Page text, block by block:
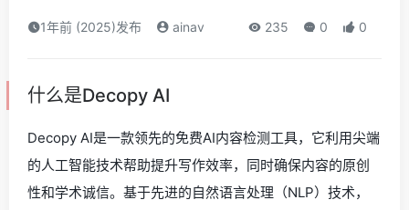
1年前 (2025)发布 ainav 235 0 0
什么是Decopy AI
Decopy AI是一款领先的免费AI内容检测工具，它利用尖端
的人工智能技术帮助提升写作效率，同时确保内容的原创
性和学术诚信。基于先进的自然语言处理（NLP）技术，